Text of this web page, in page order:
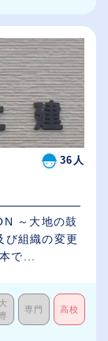
36人
～大地の鼓
び組織の変更
で...
専門 高校